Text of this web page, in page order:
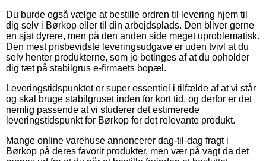
Du burde også vælge at bestille ordren til levering hjem til
dig selv i Børkop eller til din arbejdsplads. Den bliver gerne
en sjat dyrere, men på den anden side meget uproblematisk.
Den mest prisbevidste leveringsudgave er uden tvivl at du
selv henter produkterne, som jo betinges af at du opholder
dig tæt på stabilgrus e-firmaets bopæl.
Leveringstidspunktet er super essentiel i tilfælde af at vi står
og skal bruge stabilgruset inden for kort tid, og derfor er det
nemlig passende at vi studerer det estimerede
leveringstidspunkt for Børkop for det relevante produkt.
Mange online varehuse annoncerer dag-til-dag fragt i
Børkop på deres favorit produkter, men vær på vagt da det